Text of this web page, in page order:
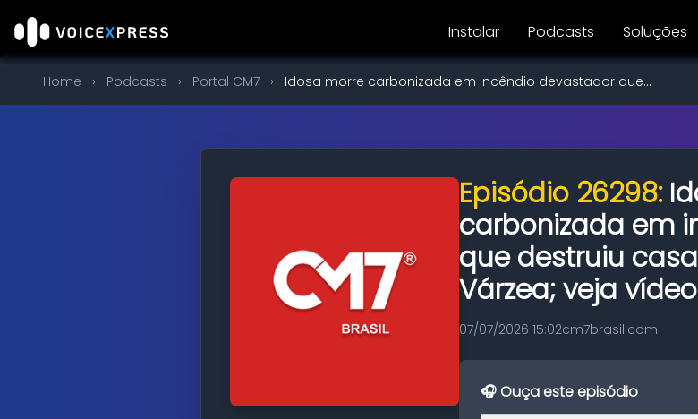
Instalar Podcasts Soluções
Home › Podcasts › Portal CM7 › Idosa morre carbonizada em incêndio devastador que...
Episódio 26298:
carbonizada em
que destruiu
Várzea; veja vídeo
07/07/2026 15:02cm7brasil.com
🎧 Ouça este episódio